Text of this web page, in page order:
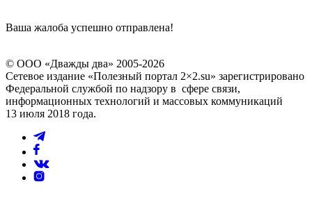
Ваша жалоба успешно отправлена!
© ООО «Дважды два» 2005-2026
Сетевое издание «Полезный портал 2×2.su» зарегистрировано
Федеральной службой по надзору в сфере связи,
информационных технологий и массовых коммуникаций
13 июля 2018 года.